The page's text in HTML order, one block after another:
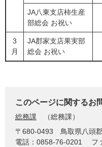
JA八東支店柿生産
部総会 お祝い
3
月
JA郡家支店果実部
総会 お祝い
このページに関するお
総務課
総務課
〒680-0493
鳥取県八頭
電話：0858-76-0201
フ